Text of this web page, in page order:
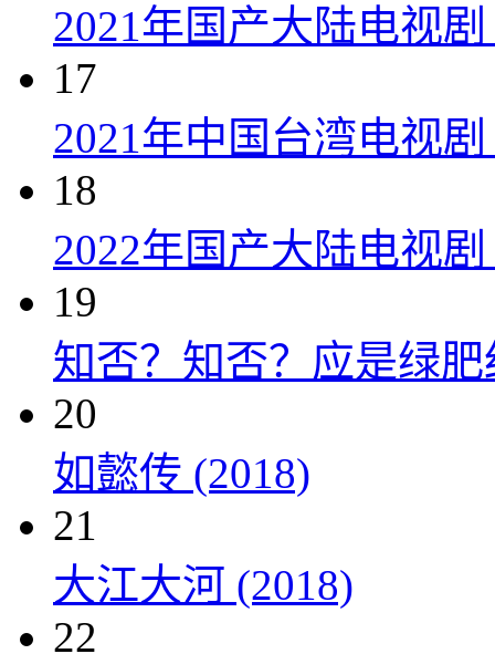
2021年国产大陆电视
17
2021年中国台湾电视
18
2022年国产大陆电视
19
知否？知否？应是绿肥
20
如懿传 (2018)
21
大江大河 (2018)
22